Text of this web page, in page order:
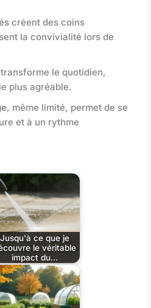
créent des coins
la convivialité lors de
transforme le quotidien,
plus agréable.
, même limité, permet de se
et à un rythme
Jusqu'à ce que je
le véritable
impact du…